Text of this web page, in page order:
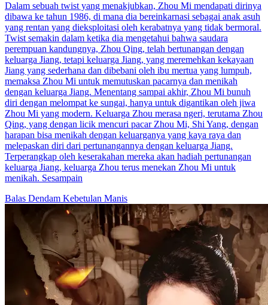
Dalam sebuah twist yang menakjubkan, Zhou Mi mendapati dirinya
dibawa ke tahun 1986, di mana dia bereinkarnasi sebagai anak asuh
yang rentan yang dieksploitasi oleh kerabatnya yang tidak bermoral.
Twist semakin dalam ketika dia mengetahui bahwa saudara
perempuan kandungnya, Zhou Qing, telah bertunangan dengan
keluarga Jiang, tetapi keluarga Jiang, yang meremehkan kekayaan
Jiang yang sederhana dan dibebani oleh ibu mertua yang lumpuh,
memaksa Zhou Mi untuk memutuskan pacarnya dan menikah
dengan keluarga Jiang. Menentang sampai akhir, Zhou Mi bunuh
diri dengan melompat ke sungai, hanya untuk digantikan oleh jiwa
Zhou Mi yang modern. Keluarga Zhou merasa ngeri, terutama Zhou
Qing, yang dengan licik mencuri pacar Zhou Mi, Shi Yang, dengan
harapan bisa menikah dengan keluarganya yang kaya raya dan
melepaskan diri dari pertunangannya dengan keluarga Jiang.
Terperangkap oleh keserakahan mereka akan hadiah pertunangan
keluarga Jiang, keluarga Zhou terus menekan Zhou Mi untuk
menikah. Sesampain
Balas Dendam Kebetulan Manis